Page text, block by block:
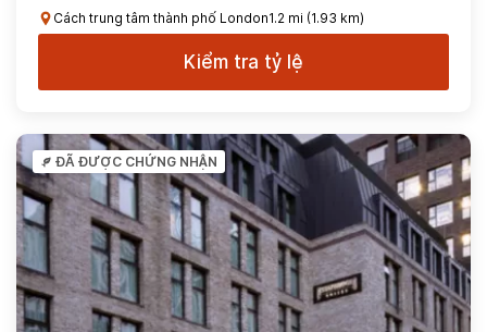
Cách trung tâm thành phố London1.2 mi (1.93 km)
Kiểm tra tỷ lệ
ĐÃ ĐƯỢC CHỨNG NHẬN